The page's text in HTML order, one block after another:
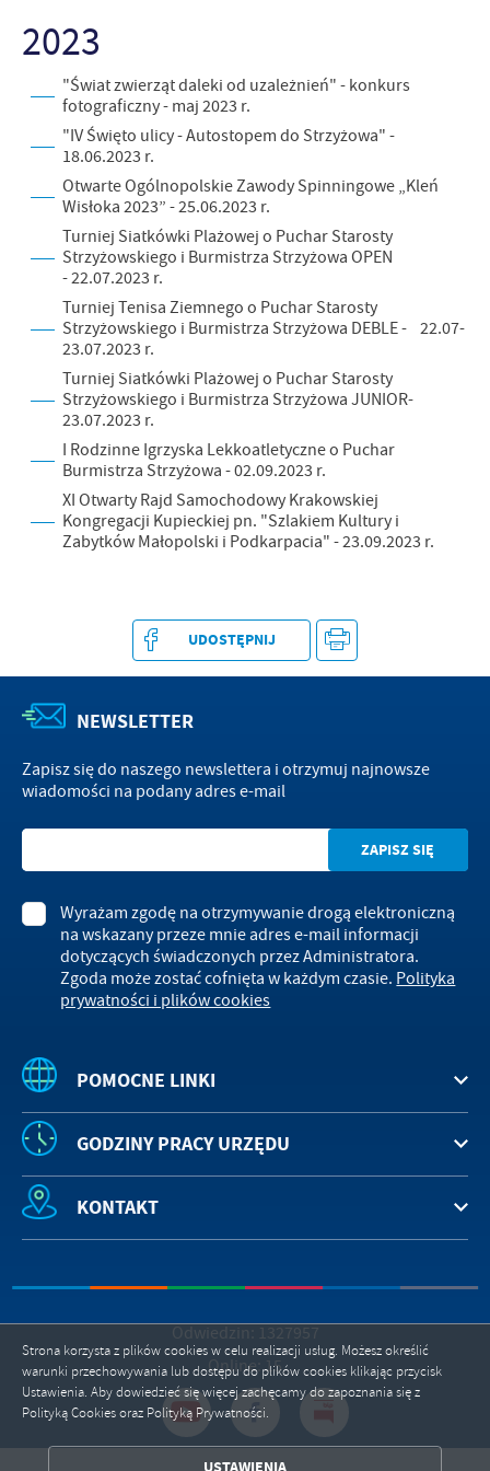
2023
"Świat zwierząt daleki od uzależnień" - konkurs
fotograficzny - maj 2023 r.
"IV Święto ulicy - Autostopem do Strzyżowa" -
18.06.2023 r.
Otwarte Ogólnopolskie Zawody Spinningowe „Kleń
Wisłoka 2023” - 25.06.2023 r.
Turniej Siatkówki Plażowej o Puchar Starosty
Strzyżowskiego i Burmistrza Strzyżowa OPEN
- 22.07.2023 r.
Turniej Tenisa Ziemnego o Puchar Starosty
Strzyżowskiego i Burmistrza Strzyżowa DEBLE - 22.07-
23.07.2023 r.
Turniej Siatkówki Plażowej o Puchar Starosty
Strzyżowskiego i Burmistrza Strzyżowa JUNIOR-
23.07.2023 r.
I Rodzinne Igrzyska Lekkoatletyczne o Puchar
Burmistrza Strzyżowa - 02.09.2023 r.
XI Otwarty Rajd Samochodowy Krakowskiej
Kongregacji Kupieckiej pn. "Szlakiem Kultury i
Zabytków Małopolski i Podkarpacia" - 23.09.2023 r.
UDOSTĘPNIJ
POMOCNE LINKI
NEWSLETTER
Zapisz się do naszego newslettera i otrzymuj najnowsze
wiadomości na podany adres e-mail
Wyrażam zgodę na otrzymywanie drogą elektroniczną
na wskazany przeze mnie adres e-mail informacji
dotyczących świadczonych przez Administratora.
Zgoda może zostać cofnięta w każdym czasie. Polityka
prywatności i plików cookies
GODZINY PRACY URZĘDU
KONTAKT
Odwiedzin: 1327957
Online: 15
Strona korzysta z plików cookies w celu realizacji usług. Możesz określić
warunki przechowywania lub dostępu do plików cookies klikając przycisk
Ustawienia. Aby dowiedzieć się więcej zachęcamy do zapoznania się z
Polityką Cookies oraz Polityką Prywatności.
społecznościowych.
ZAPISZ WYBRANE